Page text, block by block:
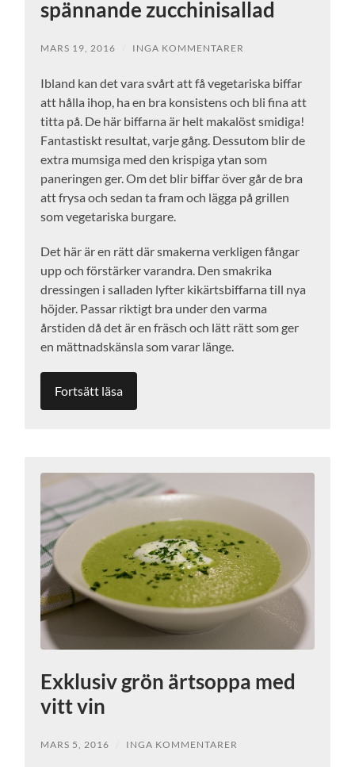
spännande zucchinisallad
MARS 19, 2016 INGA KOMMENTARER
Ibland kan det vara svårt att få vegetariska biffar
att hålla ihop, ha en bra konsistens och bli fina att
titta på. De här biffarna är helt makalöst smidiga!
Fantastiskt resultat, varje gång. Dessutom blir de
extra mumsiga med den krispiga ytan som
paneringen ger. Om det blir biffar över går de bra
att frysa och sedan ta fram och lägga på grillen
som vegetariska burgare.
Det här är en rätt där smakerna verkligen fångar
upp och förstärker varandra. Den smakrika
dressingen i salladen lyfter kikärtsbiffarna till nya
höjder. Passar riktigt bra under den varma
årstiden då det är en fräsch och lätt rätt som ger
en mättnadskänsla som varar länge.
Fortsätt läsa
Exklusiv grön ärtsoppa med
vitt vin
MARS 5, 2016 INGA KOMMENTARER